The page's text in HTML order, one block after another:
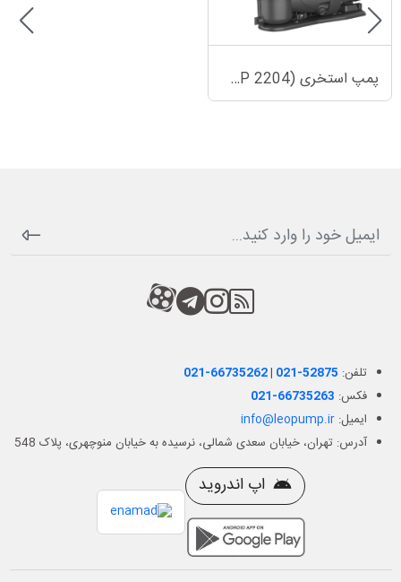
پمپ استخری (XKP 2204)
RSS
کانال آپارات
کانال تلگرام
کانال آپارات
تلفن: 021-66735262| 021-52875
فکس: 021-66735263
ایمیل:info@leopump.ir
آدرس: تهران، خیابان سعدی شمالی، نرسیده به خیابان منوچهری، پلاک 548
اپ اندروید